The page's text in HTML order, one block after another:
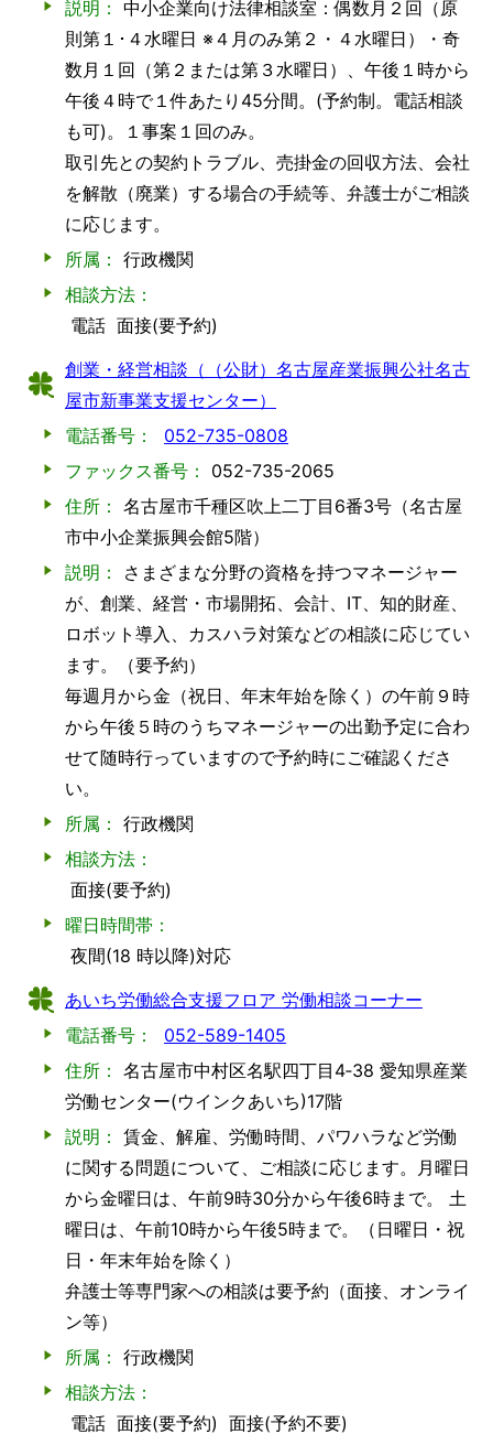
説明： 中小企業向け法律相談室：偶数月２回（原
則第１･４水曜日 ※４月のみ第２・４水曜日）・奇
数月１回（第２または第３水曜日）、午後１時から
午後４時で１件あたり45分間。(予約制。電話相談
も可)。１事案１回のみ。
取引先との契約トラブル、売掛金の回収方法、会社
を解散（廃業）する場合の手続等、弁護士がご相談
に応じます。
所属： 行政機関
相談方法：
電話 面接(要予約)
創業・経営相談（（公財）名古屋産業振興公社名古
屋市新事業支援センター）
電話番号：
052-735-0808
ファックス番号：
052-735-2065
住所： 名古屋市千種区吹上二丁目6番3号（名古屋
市中小企業振興会館5階）
説明：
さまざまな分野の資格を持つマネージャー
が、創業、経営・市場開拓、会計、IT、知的財産、
ロボット導入、カスハラ対策などの相談に応じてい
ます。（要予約）
毎週月から金（祝日、年末年始を除く）の午前９時
から午後５時のうちマネージャーの出勤予定に合わ
せて随時行っていますので予約時にご確認くださ
い。
所属： 行政機関
相談方法：
面接(要予約)
曜日時間帯：
夜間(18 時以降)対応
あいち労働総合支援フロア 労働相談コーナー
電話番号：
052-589-1405
住所： 名古屋市中村区名駅四丁目4‐38 愛知県産業
労働センター(ウインクあいち)17階
説明： 賃金、解雇、労働時間、パワハラなど労働
に関する問題について、ご相談に応じます。月曜日
から金曜日は、午前9時30分から午後6時まで。 土
曜日は、午前10時から午後5時まで。（日曜日・祝
日・年末年始を除く）
弁護士等専門家への相談は要予約（面接、オンライ
ン等）
所属： 行政機関
相談方法：
電話 面接(要予約) 面接(予約不要)